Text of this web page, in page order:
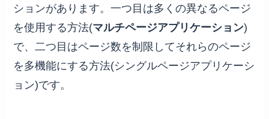
ションがあります。一つ目は多くの異なるページ
を使用する方法(マルチページアプリケーション)
で、二つ目はページ数を制限してそれらのページ
を多機能にする方法(シングルページアプリケーシ
ョン)です。